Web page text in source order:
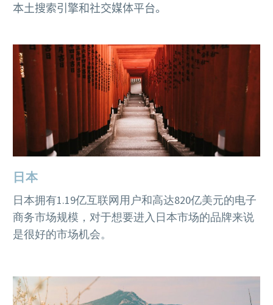
本土搜索引擎和社交媒体平台。
日本
日本拥有1.19亿互联网用户和高达820亿美元的电子
商务市场规模，对于想要进入日本市场的品牌来说
是很好的市场机会。